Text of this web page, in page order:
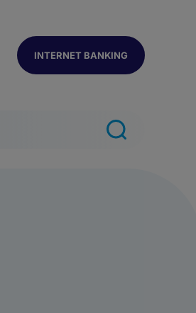
INTERNET BANKING